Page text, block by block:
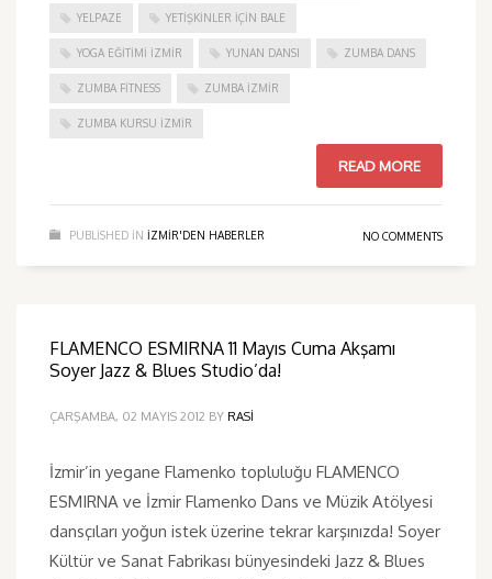
YELPAZE YETIŞKINLER IÇIN BALE
YOGA EĞITIMI İZMIR YUNAN DANSI ZUMBA DANS
ZUMBA FITNESS ZUMBA İZMIR
ZUMBA KURSU İZMIR
READ MORE
PUBLISHED IN IZMIR'DEN HABERLER NO COMMENTS
FLAMENCO ESMIRNA 11 Mayıs Cuma Akşamı
Soyer Jazz & Blues Studio’da!
ÇARŞAMBA, 02 MAYIS 2012 BY RASI
İzmir’in yegane Flamenko topluluğu FLAMENCO
ESMIRNA ve İzmir Flamenko Dans ve Müzik Atölyesi
dansçıları yoğun istek üzerine tekrar karşınızda! Soyer
Kültür ve Sanat Fabrikası bünyesindeki Jazz & Blues